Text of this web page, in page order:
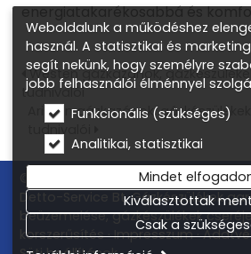
energiatakarékosabbá és
Westen gázkazánok,
tudnivalói
Ariston gázkazánok,
© 2026 Gázkazán csere,
Detto-Service Bt. Gázkészülékek
beüzemelése, gázkészülékek
korszerűsítés Impresszum
Weboldalunk a működéshez
használ. A statisztikai és
segít nekünk, hogy személyre
jobb felhasználói élménnyel
Funkcionális (szükséges)
Analitikai, statisztikai
Mindet
Kiválasztottak
Csak a